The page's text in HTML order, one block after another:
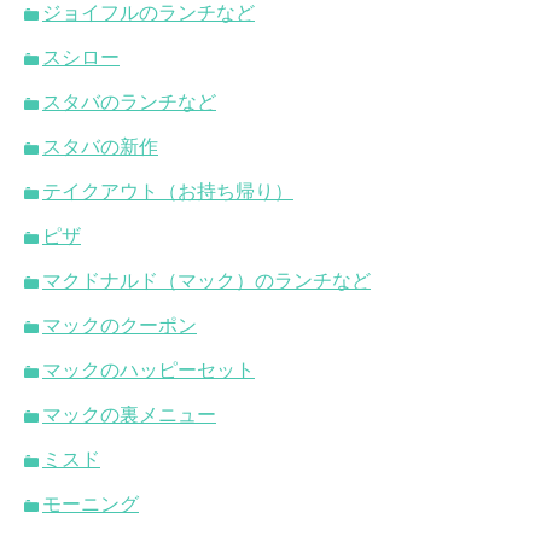
ジョイフルのランチなど
スシロー
スタバのランチなど
スタバの新作
テイクアウト（お持ち帰り）
ピザ
マクドナルド（マック）のランチなど
マックのクーポン
マックのハッピーセット
マックの裏メニュー
ミスド
モーニング